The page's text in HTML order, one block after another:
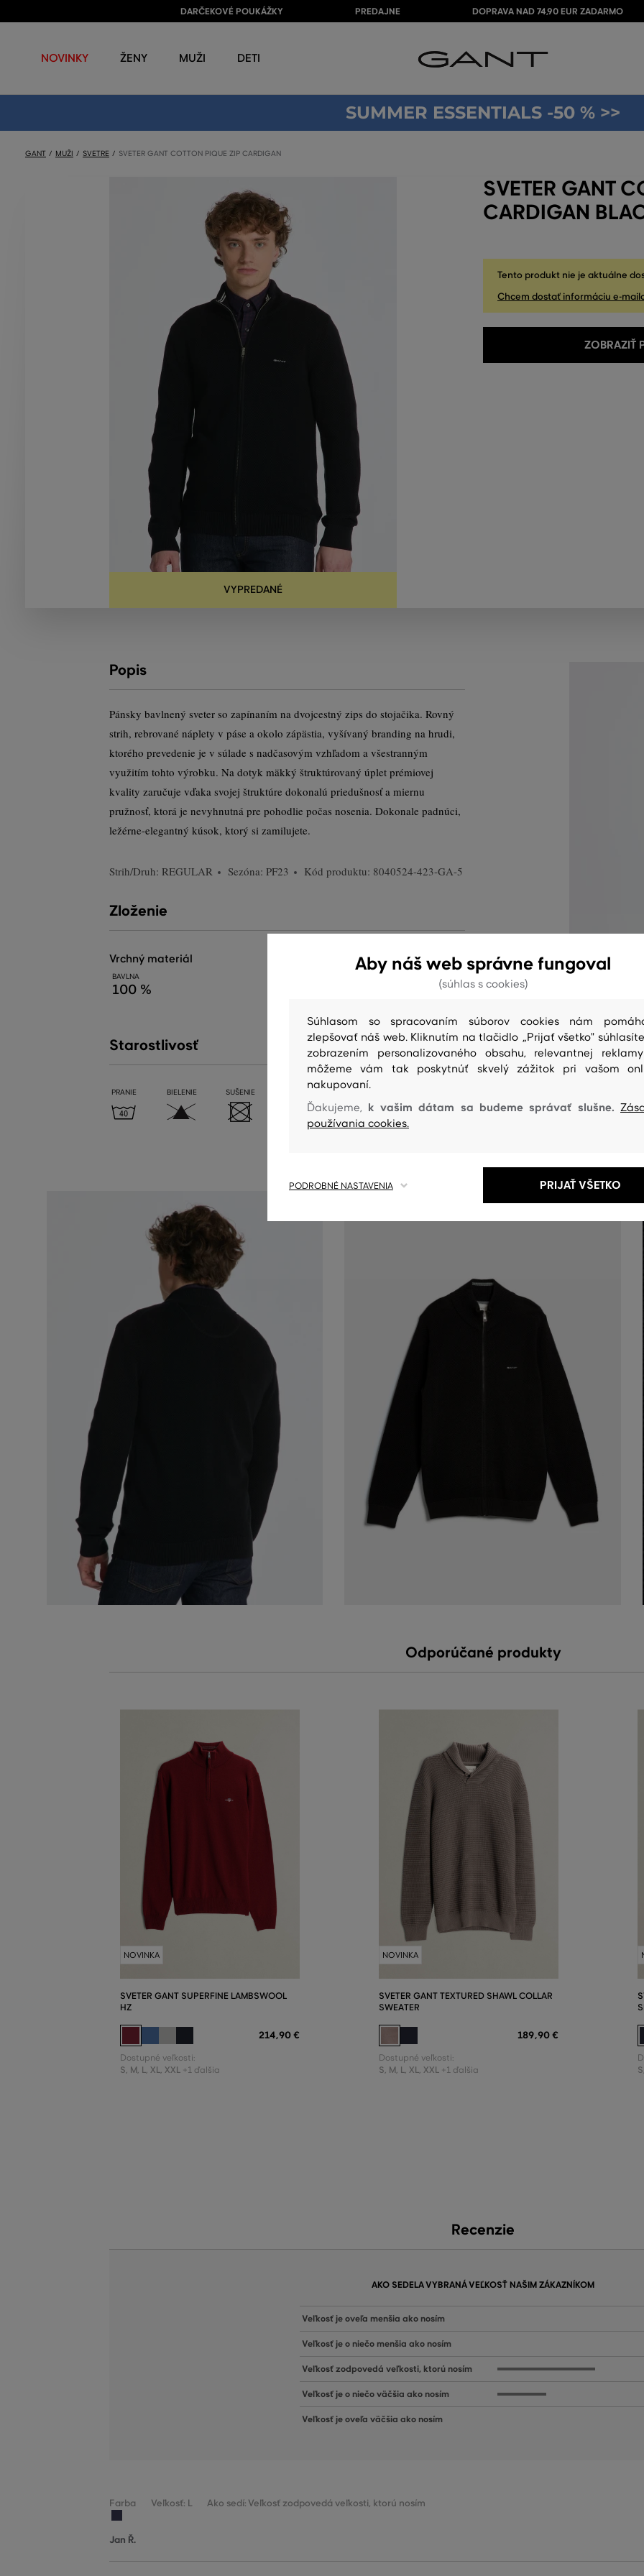
DARČEKOVÉ POUKÁŽKY PREDAJNE DOPRAVA NAD 74,90 EUR ZADARMO
NOVINKY ŽENY MUŽI DETI
SUMMER ESSENTIALS -50 % >>
GANT MUŽI SVETRE SVETER GANT COTTON PIQUE ZIP CARDIGAN
VYPREDANÉ
SVETER GANT
CARDIGAN
Tento produkt nie je aktuálne
Chcem dostať informáciu e-
ZOBRAZIŤ
Popis
Pánsky bavlnený sveter so zapínaním na dvojcestný zips do stojačika. Rovný
strih, rebrované náplety v páse a okolo zápästia, vyšívaný branding na hrudi,
ktorého prevedenie je v súlade s nadčasovým vzhľadom a všestranným
využitím tohto výrobku. Na dotyk mäkký štruktúrovaný úplet prémiovej
kvality zaručuje vďaka svojej štruktúre dokonalú priedušnosť a miernu
pružnosť, ktorá je nevyhnutná pre pohodlie počas nosenia. Dokonale padnúci,
ležérne-elegantný kúsok, ktorý si zamilujete.
Strih/Druh: REGULAR Sezóna: PF23 Kód produktu: 8040524-423-GA-5
Zloženie
vrchný materiál
BAVLNA
100 %
Starostlivosť
PRANIE BIELENIE SUŠENIE ŽEHLENIE ČISTENIE
Odporúčané produkty
NOVINKA
SVETER GANT SUPERFINE LAMBSWOOL
HZ
214,90 €
Dostupné veľkosti:
S, M, L, XL, XXL +1 ďalšia
NOVINKA
SVETER GANT TEXTURED SHAWL COLLAR
SWEATER
189,90 €
Dostupné veľkosti:
S, M, L, XL, XXL +1 ďalšia S
Recenzie
AKO SEDELA VYBRANÁ VEĽKOSŤ NAŠIM ZÁKAZNÍKOM
Veľkosť je oveľa menšia ako nosím
Veľkosť je o niečo menšia ako nosím
Veľkosť zodpovedá veľkosti, ktorú nosím
Veľkosť je o niečo väčšia ako nosím
Veľkosť je oveľa väčšia ako nosím
Farba Veľkosť: L Ako sedí: Veľkosť zodpovedá veľkosti, ktorú nosím
Jan Ř.
Aby náš web správne fungoval
(súhlas s cookies)
Súhlasom so spracovaním súborov cookies nám
zlepšovať náš web. Kliknutím na tlačidlo „Prijať všetko"
zobrazením personalizovaného obsahu, relevantnej
môžeme vám tak poskytnúť skvelý zážitok pri vašom
nakupovaní.
Ďakujeme, k vašim dátam sa budeme správať slušne.
používania cookies.
PODROBNÉ NASTAVENIA PRIJAŤ VŠETKO